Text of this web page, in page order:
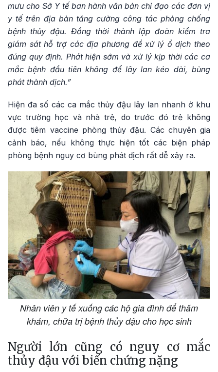
mưu cho Sở Y tế ban hành văn bản chỉ đạo các đơn vị
y tế trên địa bàn tăng cường công tác phòng chống
bệnh thủy đậu. Đồng thời thành lập đoàn kiểm tra
giám sát hỗ trợ các địa phương để xử lý ổ dịch theo
đúng quy định. Phát hiện sớm và xử lý kịp thời các ca
mắc bệnh đầu tiên không để lây lan kéo dài, bùng
phát thành dịch.”
Hiện đa số các ca mắc thủy đậu lây lan nhanh ở khu
vực trường học và nhà trẻ, do trước đó trẻ không
được tiêm vaccine phòng thủy đậu. Các chuyên gia
cảnh báo, nếu không thực hiện tốt các biện pháp
phòng bệnh nguy cơ bùng phát dịch rất dễ xảy ra.
Nhân viên y tế xuống các hộ gia đình để thăm
khám, chữa trị bệnh thủy đậu cho học sinh
Người lớn cũng có nguy cơ mắc
thủy đậu với biến chứng nặng